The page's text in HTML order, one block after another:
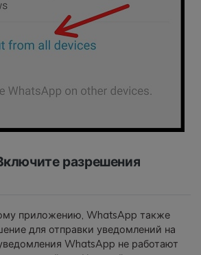
разрешения
приложению, WhatsApp также
для отправки уведомлений на
WhatsApp не работают